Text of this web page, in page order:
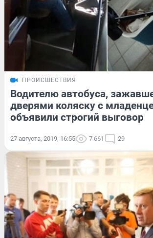
ПРОИСШЕСТВИЯ
Водителю автобуса,
дверями коляску с
объявили строгий выговор
27 августа, 2019, 16:55 7 661 29